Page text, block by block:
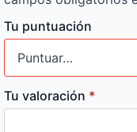
Tu puntuación
Tu valoración *